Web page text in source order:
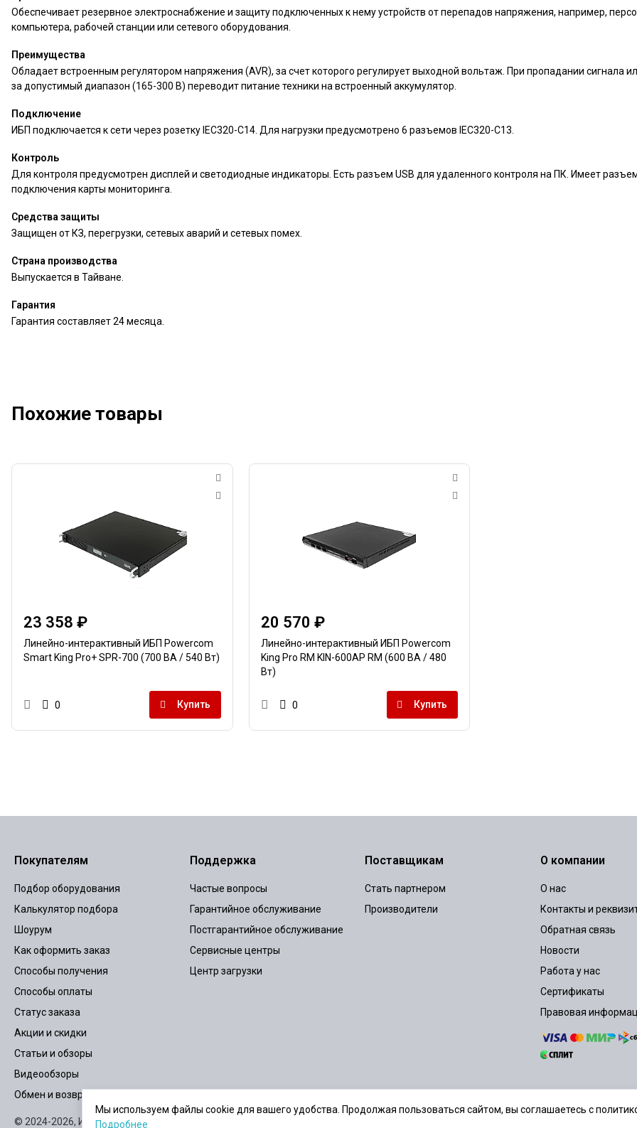
Обеспечивает резервное электроснабжение и защиту подключенных к нему устройств от перепадов напряжения, например,
компьютера, рабочей станции или сетевого оборудования.
Преимущества
Обладает встроенным регулятором напряжения (AVR), за счет которого регулирует выходной вольтаж. При пропадании сигнала
за допустимый диапазон (165-300 В) переводит питание техники на встроенный аккумулятор.
Подключение
ИБП подключается к сети через розетку IEC320-C14. Для нагрузки предусмотрено 6 разъемов IEC320-C13.
Контроль
Для контроля предусмотрен дисплей и светодиодные индикаторы. Есть разъем USB для удаленного контроля на ПК. Имеет
подключения карты мониторинга.
Средства защиты
Защищен от КЗ, перегрузки, сетевых аварий и сетевых помех.
Страна производства
Выпускается в Тайване.
Гарантия
Гарантия составляет 24 месяца.
Похожие товары
23 358 ₽
Линейно-интерактивный ИБП Powercom
Smart King Pro+ SPR-700 (700 ВА / 540 Вт)
0 Купить
20 570 ₽
Линейно-интерактивный ИБП Powercom
King Pro RM KIN-600AP RM (600 ВА / 480
Вт)
0 Купить
Покупателям
Подбор оборудования
Калькулятор подбора
Шоурум
Как оформить заказ
Способы получения
Способы оплаты
Статус заказа
Акции и скидки
Статьи и обзоры
Видеообзоры
Обмен и возврат
Поддержка
Частые вопросы
Гарантийное обслуживание
Постгарантийное обслуживание
Сервисные центры
Центр загрузки
Поставщикам
Стать партнером
Производители
О компании
О нас
Контакты и
Обратная связь
Новости
Работа у нас
Сертификаты
Правовая
© 2024-2026, ИБПСТОР.РУ
Мы используем файлы cookie для вашего удобства. Продолжая пользоваться сайтом, вы соглашаетесь с
Подробнее